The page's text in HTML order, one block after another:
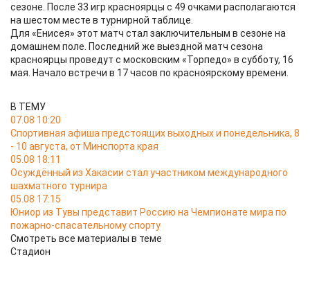
сезоне. После 33 игр красноярцы с 49 очками располагаются
на шестом месте в турнирной таблице.
Для «Енисея» этот матч стал заключительным в сезоне на
домашнем поле. Последний же выездной матч сезона
красноярцы проведут с московским «Торпедо» в субботу, 16
мая. Начало встречи в 17 часов по красноярскому времени.
В ТЕМУ
07.08 10:20
Спортивная афиша предстоящих выходных и понедельника, 8
- 10 августа, от Минспорта края
05.08 18:11
Осуждённый из Хакасии стал участником международного
шахматного турнира
05.08 17:15
Юниор из Тувы представит Россию на Чемпионате мира по
пожарно-спасательному спорту
Смотреть все материалы в теме
Стадион